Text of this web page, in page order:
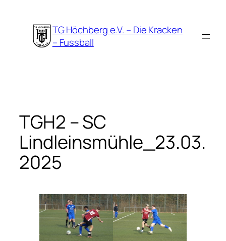
springen
TG Höchberg e.V. – Die Kracken
– Fussball
TGH2 – SC
Lindleinsmühle_23.03.
2025